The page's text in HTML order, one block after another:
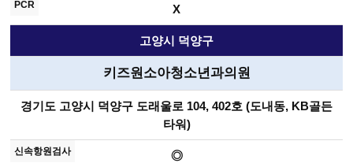
X
고양시 덕양구
키즈원소아청소년과의원
경기도 고양시 덕양구 도래울로 104, 402호 (도내동, KB골든
타워)
◎